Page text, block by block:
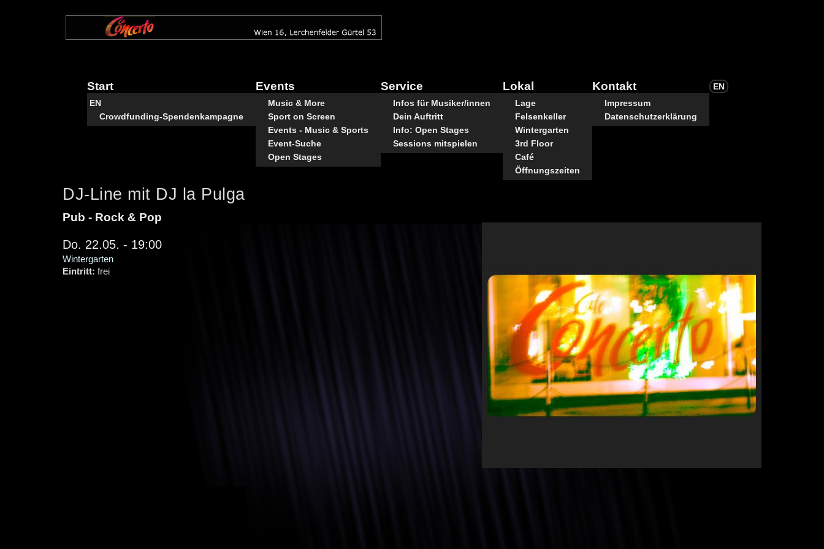
Start
EN
Crowdfunding-Spendenkampagne
Events
Music & More
Sport on Screen
Events - Music & Sports
Event-Suche
Open Stages
Service
Infos für Musiker/innen
Dein Auftritt
Info: Open Stages
Sessions mitspielen
Lokal
Lage
Felsenkeller
Wintergarten
3rd Floor
Café
Öffnungszeiten
Kontakt
Impressum
Datenschutzerklärung
EN
DJ-Line mit DJ la Pulga
Pub - Rock & Pop
Do. 22.05. - 19:00
Wintergarten
Eintritt: frei